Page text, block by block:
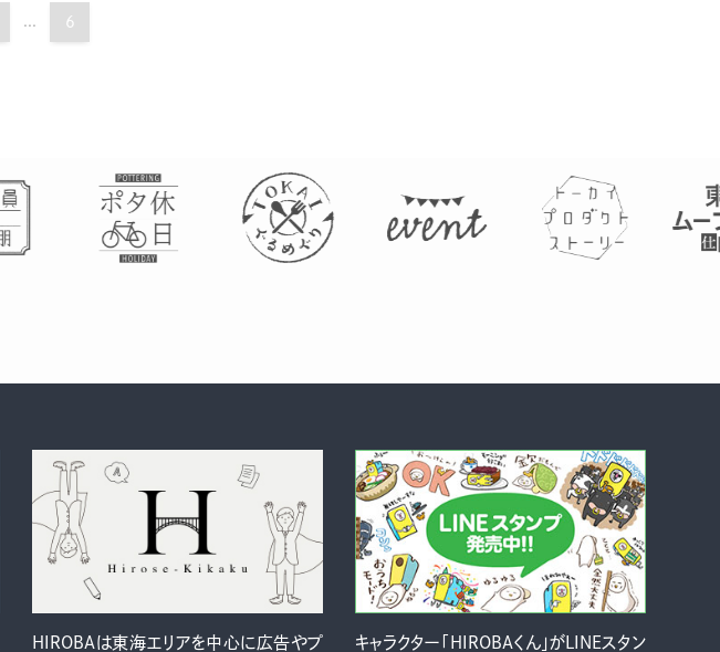
... 6
HIROBAは東海エリアを中心に広告やプ キャラクター「HIROBAくん」がLINEスタン